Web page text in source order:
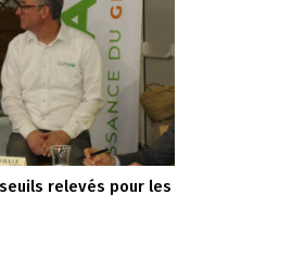
relevés pour les